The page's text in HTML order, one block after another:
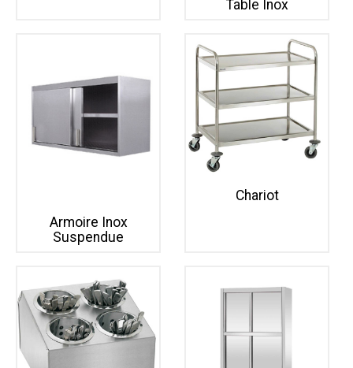
Table Inox
Armoire Inox
Suspendue
Chariot